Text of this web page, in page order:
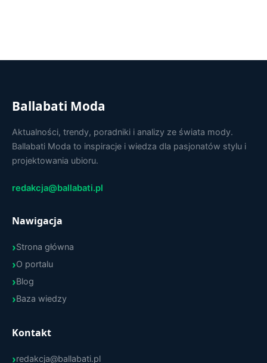
Ballabati Moda
Aktualności, trendy, poradniki i analizy ze świata mody.
Ballabati Moda to inspiracje i wiedza dla pasjonatów stylu i
projektowania ubioru.
redakcja@ballabati.pl
Nawigacja
Strona główna
O portalu
Blog
Baza wiedzy
Kontakt
redakcja@ballabati.pl